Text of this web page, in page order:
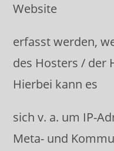
Website
erfasst werden,
des Hosters / der
Hierbei kann es
sich v. a. um IP-
Meta- und